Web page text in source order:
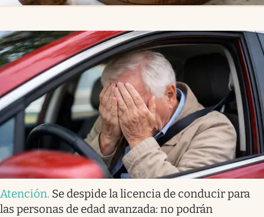
Atención. Se despide la licencia de conducir para
las personas de edad avanzada: no podrán